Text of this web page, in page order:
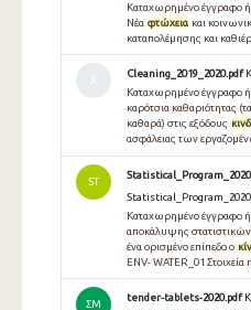
Καταχωρημένο έγγραφο
Νέα φτώχεια και
καταπολέμησης και
Cleaning_2019_2020.pdf
Καταχωρημένο έγγραφο
καρότσια καθαριότητας
καθαρά) στις εξόδους
ασφάλειας των
ST
Καταχωρημένο έγγραφο
αποκάλυψης στατιστικών
ένα ορισμένο επίπεδο ο
ENV- WATER_01 Στοιχεία
ΣΜ
tender-tablets-2020.pdf